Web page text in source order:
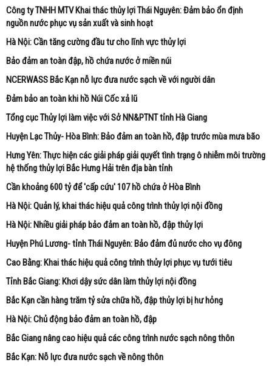
Công ty TNHH MTV Khai thác thủy lợi Thái Nguyên: Đảm bảo ổn định
nguồn nước phục vụ sản xuất và sinh hoạt
Hà Nội: Cần tăng cường đầu tư cho lĩnh vực thủy lợi
Bảo đảm an toàn đập, hồ chứa nước ở miền núi
NCERWASS Bắc Kạn nỗ lực đưa nước sạch về với người dân
Đảm bảo an toàn khi hồ Núi Cốc xả lũ
Tổng cục Thủy lợi làm việc với Sở NN&PTNT tỉnh Hà Giang
Huyện Lạc Thủy- Hòa Bình: Bảo đảm an toàn hồ, đập trước mùa mưa bão
Hưng Yên: Thực hiện các giải pháp giải quyết tình trạng ô nhiễm môi trường
hệ thống thủy lợi Bắc Hưng Hải trên địa bàn tỉnh
Cần khoảng 600 tỷ để 'cấp cứu' 107 hồ chứa ở Hòa Bình
Hà Nội: Quản lý, khai thác hiệu quả công trình thủy lợi nội đồng
Hà Nội: Nhiều giải pháp bảo đảm an toàn hồ, đập thủy lợi
Huyện Phú Lương- tỉnh Thái Nguyên: Bảo đảm đủ nước cho vụ đông
Cao Bằng: Khai thác hiệu quả công trình thủy lợi phục vụ tưới tiêu
Tỉnh Bắc Giang: Khơi dậy sức dân làm thủy lợi nội đồng
Bắc Kạn cần hàng trăm tỷ sửa chữa hồ, đập thủy lợi bị hư hỏng
Hà Nội: Chủ động bảo đảm an toàn hồ, đập
Bắc Giang nâng cao hiệu quả các công trình nước sạch nông thôn
Bắc Kạn: Nỗ lực đưa nước sạch về nông thôn